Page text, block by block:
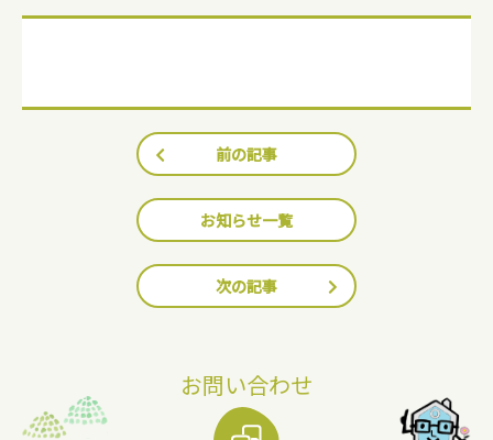
前の記事
お知らせ一覧
次の記事
お問い合わせ